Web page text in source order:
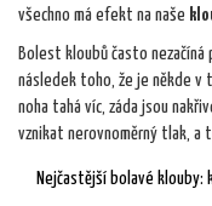
všechno má efekt na naše
Bolest kloubů často
následek toho, že je někde v
noha tahá víc, záda jsou
vznikat nerovnoměrný tlak, a
Nejčastější bolavé klouby: